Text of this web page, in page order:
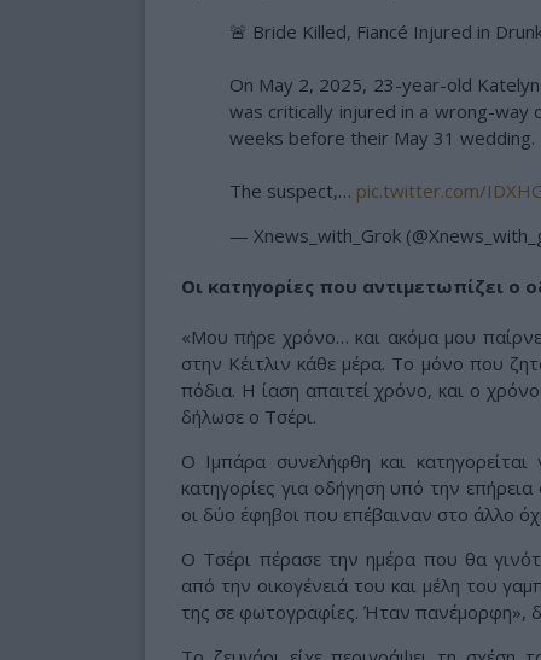
🚨 Bride Killed, Fiancé Injured in
On May 2, 2025, 23-year-old
was critically injured in a wrong-way
weeks before their May 31 wedding.
The suspect,… pic.twitter.com/
— Xnews_with_Grok
Οι κατηγορίες που αντιμετωπίζει ο
«Μου πήρε χρόνο… και ακόμα μου
στην Κέιτλιν κάθε μέρα. Το μόνο που
πόδια. Η ίαση απαιτεί χρόνο, και ο
δήλωσε ο Τσέρι.
Ο Ιμπάρα συνελήφθη και
κατηγορίες για οδήγηση υπό την
οι δύο έφηβοι που επέβαιναν στο άλλο
Ο Τσέρι πέρασε την ημέρα που θα
από την οικογένειά του και μέλη του
της σε φωτογραφίες. Ήταν πανέμορφη»,